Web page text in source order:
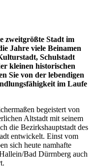
zweitgrößte Stadt im
Jahre viele Beinamen
Schulstadt
kleinen historischen
Sie von der lebendigen
im Laufe
begeistert von
Altstadt mit seinem
die Bezirkshauptstadt des
entwickelt. Einst vom
sich heute namhafte
Bad Dürrnberg auch